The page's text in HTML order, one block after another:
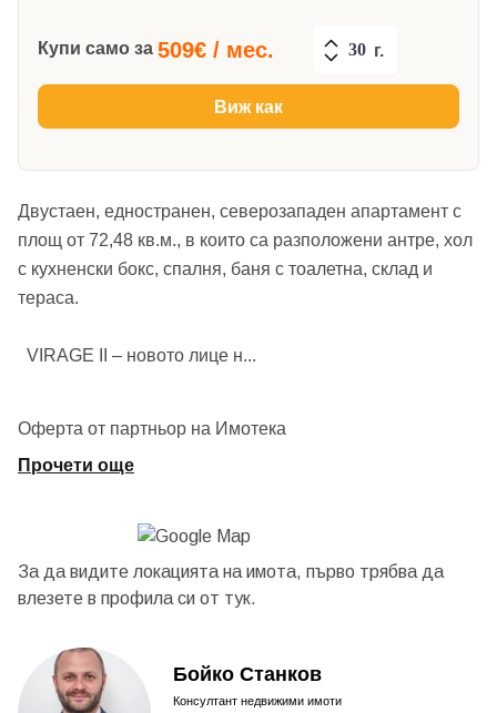
Купи само за 509€ / мес. г.
Виж как
Двустаен, едностранен, северозападен апартамент с
площ от 72,48 кв.м., в които са разположени антре, хол
с кухненски бокс, спалня, баня с тоалетна, склад и
тераса.
VIRAGE II – новото лице н...
Оферта от партньор на Имотека
Прочети още
За да видите локацията на имота, първо трябва да
влезете в профила си от тук.
Бойко Станков
Консултант недвижими имоти